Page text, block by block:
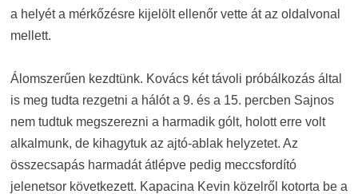
a helyét a mérkőzésre kijelölt ellenőr vette át az oldalvonal
mellett.
Álomszerűen kezdtünk. Kovács két távoli próbálkozás által
is meg tudta rezgetni a hálót a 9. és a 15. percben Sajnos
nem tudtuk megszerezni a harmadik gólt, holott erre volt
alkalmunk, de kihagytuk az ajtó-ablak helyzetet. Az
összecsapás harmadát átlépve pedig meccsfordító
jelenetsor következett. Kapacina Kevin közelről kotorta be a